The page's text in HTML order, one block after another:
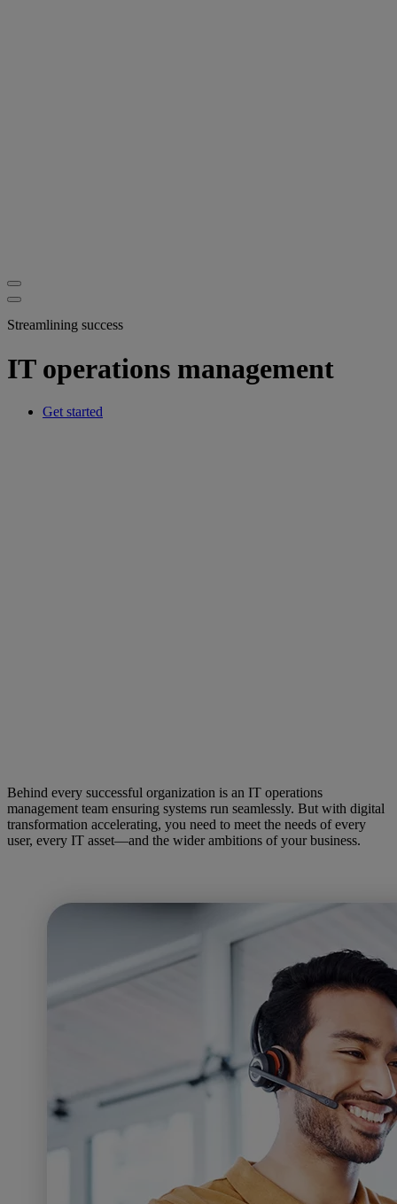
Streamlining success
IT operations management
Get started
Behind every successful organization is an IT operations
management team ensuring systems run seamlessly. But with digital
transformation accelerating, you need to meet the needs of every
user, every IT asset—and the wider ambitions of your business.